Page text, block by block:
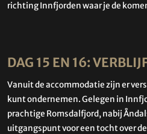
richting Innfjorden waar je de
DAG 15 EN 16:
Vanuit de accommodatie zijn er
kunt ondernemen. Gelegen in
prachtige Romsdalfjord, nabij
uitgangspunt voor een tocht over